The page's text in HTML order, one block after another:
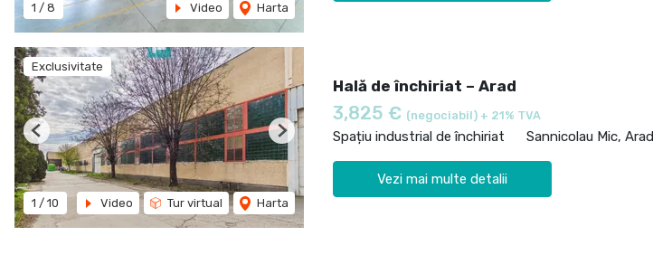
1 / 8 Video Harta
Exclusivitate
1 / 10 Video Tur virtual Harta
Previous Next
Hală de închiriat – Arad
3,825 € (negociabil) + 21% TVA
Spațiu industrial de închiriat Sannicolau Mic, Arad
Vezi mai multe detalii